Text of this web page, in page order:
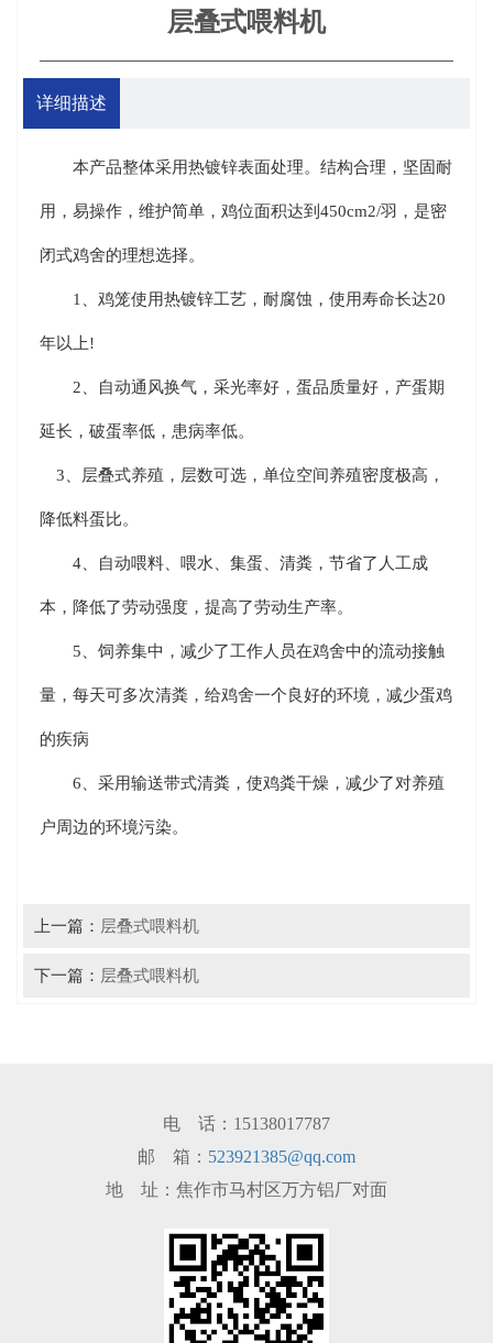
层叠式喂料机
详细描述
本产品整体采用热镀锌表面处理。结构合理，坚固耐
用，易操作，维护简单，鸡位面积达到450cm2/羽，是密
闭式鸡舍的理想选择。
1、鸡笼使用热镀锌工艺，耐腐蚀，使用寿命长达20
年以上!
2、自动通风换气，采光率好，蛋品质量好，产蛋期
延长，破蛋率低，患病率低。
3、层叠式养殖，层数可选，单位空间养殖密度极高，
降低料蛋比。
4、自动喂料、喂水、集蛋、清粪，节省了人工成
本，降低了劳动强度，提高了劳动生产率。
5、饲养集中，减少了工作人员在鸡舍中的流动接触
量，每天可多次清粪，给鸡舍一个良好的环境，减少蛋鸡
的疾病
6、采用输送带式清粪，使鸡粪干燥，减少了对养殖
户周边的环境污染。
上一篇： 层叠式喂料机
下一篇： 层叠式喂料机
电 话：15138017787
邮 箱： 523921385@qq.com
地 址：焦作市马村区万方铝厂对面